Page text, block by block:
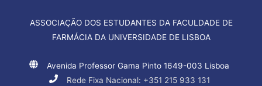
ASSOCIAÇÃO DOS ESTUDANTES DA FACULDADE DE
FARMÁCIA DA UNIVERSIDADE DE LISBOA
Avenida Professor Gama Pinto 1649-003 Lisboa
Rede Fixa Nacional: +351 215 933 131